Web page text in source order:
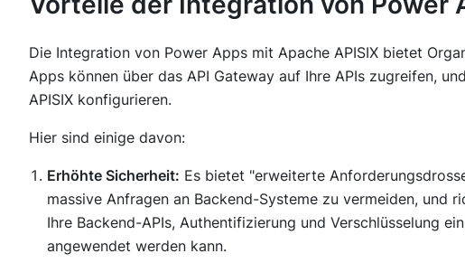
Die Integration von Power Apps mit Apache APISIX bietet
Apps können über das API Gateway auf Ihre APIs zugreifen,
APISIX konfigurieren.
Hier sind einige davon:
Erhöhte Sicherheit: Es bietet "erweiterte
massive Anfragen an Backend-Systeme zu vermeiden, und
Ihre Backend-APIs, Authentifizierung und Verschlüsselung
angewendet werden kann.